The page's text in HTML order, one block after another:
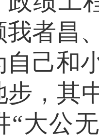
我者昌
自己和
步，其
“大公